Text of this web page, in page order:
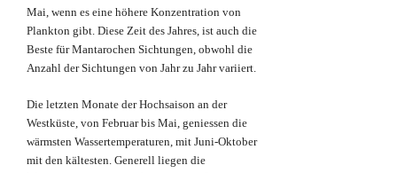
Mai, wenn es eine höhere Konzentration von
Plankton gibt. Diese Zeit des Jahres, ist auch die
Beste für Mantarochen Sichtungen, obwohl die
Anzahl der Sichtungen von Jahr zu Jahr variiert.
Die letzten Monate der Hochsaison an der
Westküste, von Februar bis Mai, geniessen die
wärmsten Wassertemperaturen, mit Juni-Oktober
mit den kältesten. Generell liegen die